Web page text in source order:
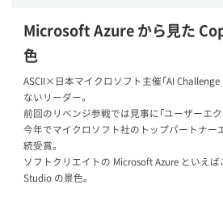
Microsoft Azure から見た
色
ASCII×日本マイクロソフト主催「AI
ないリーダー。
前回のリベンジ参戦では見事に「ユーザーエク
今年でマイクロソフト社のトップパートナー
続受賞。
ソフトクリエイトの Microsoft Azure といえば
Studio の景色。